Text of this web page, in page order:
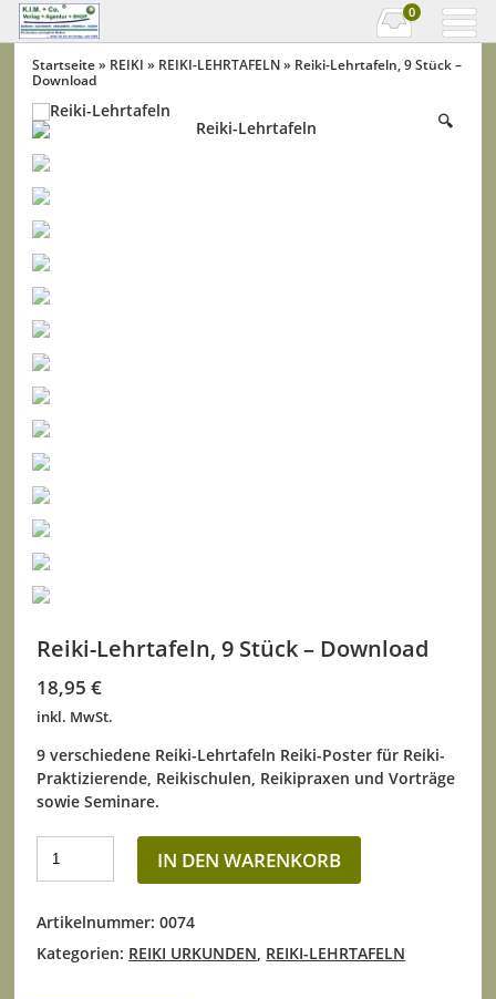
0
Startseite» REIKI » REIKI-LEHRTAFELN» Reiki-Lehrtafeln, 9 Stück –
Download
🔍
Reiki-Lehrtafeln, 9 Stück – Download
18,95€
inkl. MwSt.
9 verschiedene Reiki-Lehrtafeln Reiki-Poster für Reiki-
Praktizierende, Reikischulen, Reikipraxen und Vorträge
sowie Seminare.
IN DEN WARENKORB
Artikelnummer:0074
Kategorien: REIKI URKUNDEN, REIKI-LEHRTAFELN